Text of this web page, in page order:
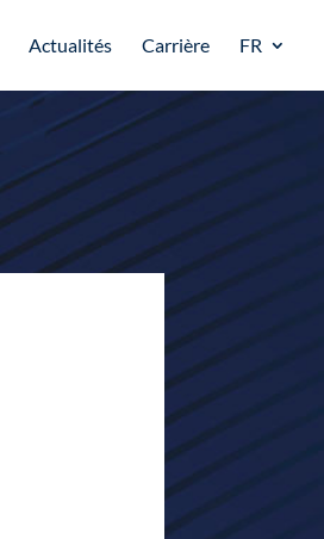
Actualités Carrière FR